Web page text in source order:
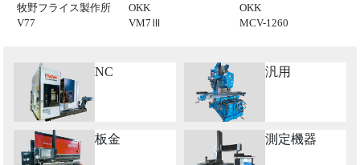
牧野フライス製作所
V77
OKK
VM7Ⅲ
OKK
MCV-1260
NC 汎用
板金 測定機器